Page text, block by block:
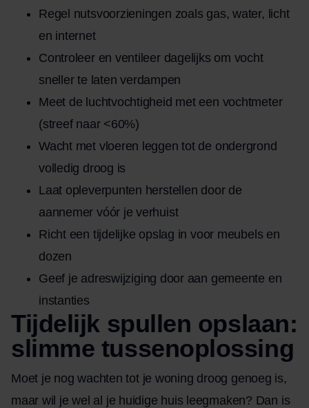
Regel nutsvoorzieningen zoals gas, water, licht
en internet
Controleer en ventileer dagelijks om vocht
sneller te laten verdampen
Meet de luchtvochtigheid met een vochtmeter
(streef naar <60%)
Wacht met vloeren leggen tot de ondergrond
volledig droog is
Laat opleverpunten herstellen door de
aannemer vóór je verhuist
Richt een tijdelijke opslag in voor meubels en
dozen
Geef je adreswijziging door aan gemeente en
instanties
Tijdelijk spullen opslaan:
slimme tussenoplossing
Moet je nog wachten tot je woning droog genoeg is,
maar wil je wel al je huidige huis leegmaken? Dan is